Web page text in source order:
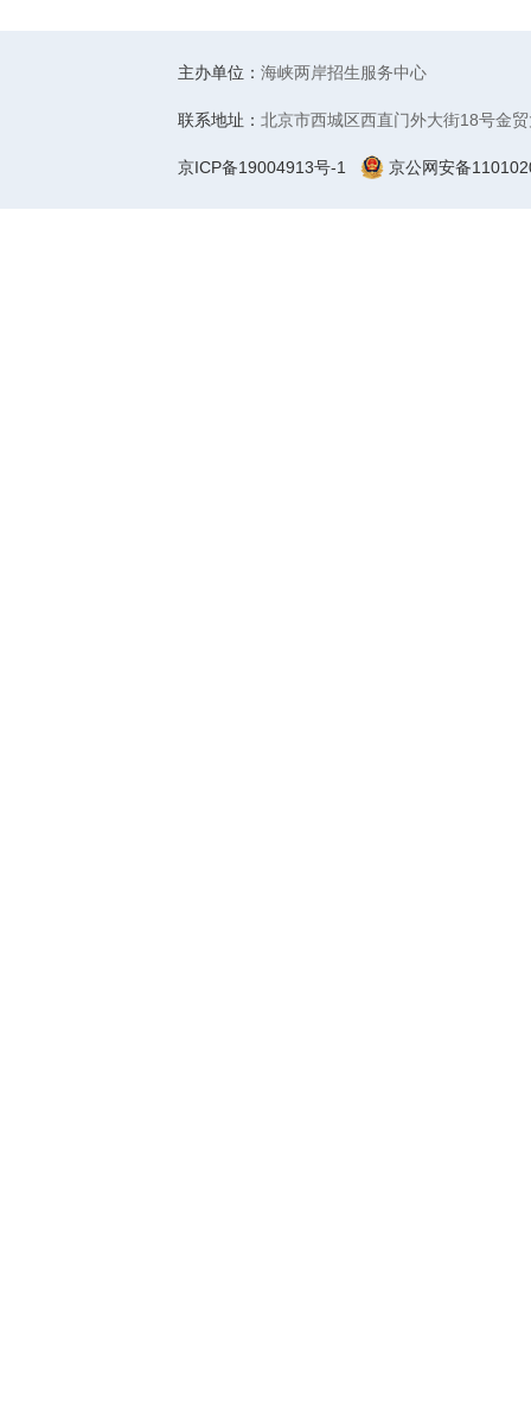
主办单位： 海峡两岸招生服务中心
联系地址： 北京市西城区西直门外大街18号金
京ICP备19004913号-1 京公网安备